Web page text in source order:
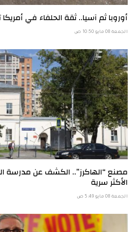
أوروبا ثم آسيا.. ثقة الحلفاء في
الجمعة 08 مايو 10:50 ص
مصنع “الهاكرز”.. الكشف عن مدرسة
الأكثر سرية
الجمعة 08 مايو 5:49 ص